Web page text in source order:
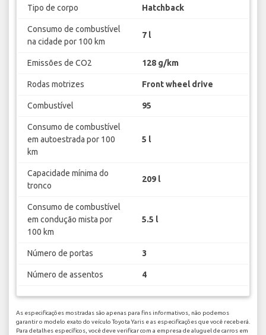
Tipo de corpo Hatchback
Consumo de combustível
na cidade por 100 km
7 l
Emissões de CO2 128 g/km
Rodas motrizes Front wheel drive
Combustível 95
Consumo de combustível
em autoestrada por 100
km
5 l
Capacidade mínima do
tronco
209 l
Consumo de combustível
em condução mista por
100 km
5.5 l
Número de portas 3
Número de assentos 4
As especificações mostradas são apenas para fins informativos, não podemos
garantir o modelo exato do veículo Toyota Yaris e as especificações que você receberá.
Para detalhes específicos, você deve verificar com a empresa de aluguel de carros em